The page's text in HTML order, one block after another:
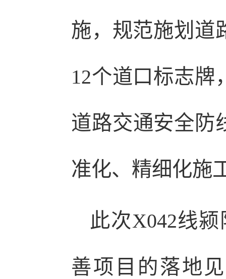
施，规范施划道
12个道口标志牌
道路交通安全防
准化、精细化施
此次X042线
善项目的落地